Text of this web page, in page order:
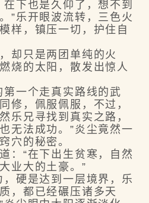
下也是久仰了，想不到
”乐开眼波流转，三色火
样，镇压一切，护住自
只是两团单纯的火
烧的太阳，散发出惊人
一个走真实路线的武
修，佩服佩服，不过，
乐兄寻找到真实之路，
无法成功。”炎尘竟然一
穴的秘密。
“在下出生贫寒，自然
业大的土豪。”
硬是达到一层境界，乐
，都已经碾压诸多天